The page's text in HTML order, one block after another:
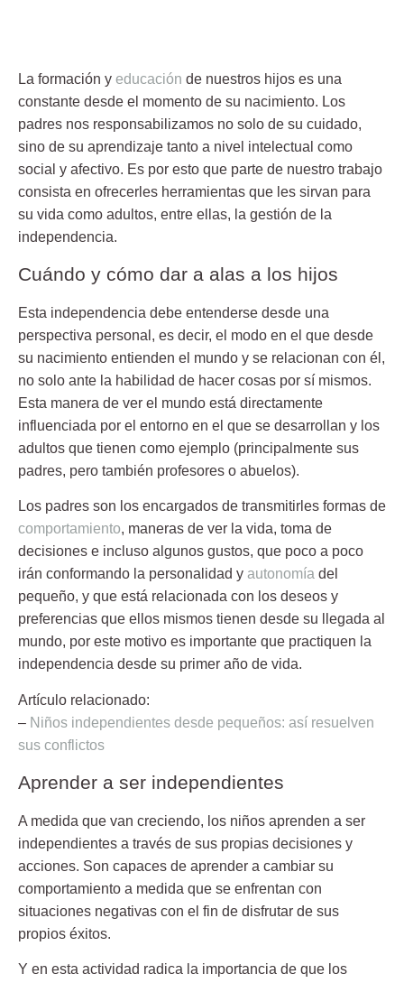
La formación y educación de nuestros hijos es una
constante desde el momento de su nacimiento. Los
padres nos responsabilizamos no solo de su cuidado,
sino de su aprendizaje tanto a nivel intelectual como
social y afectivo. Es por esto que parte de nuestro trabajo
consista en ofrecerles herramientas que les sirvan para
su vida como adultos, entre ellas, la gestión de la
independencia.
Cuándo y cómo dar a alas a los hijos
Esta independencia debe entenderse desde una
perspectiva personal, es decir, el modo en el que desde
su nacimiento entienden el mundo y se relacionan con él,
no solo ante la habilidad de hacer cosas por sí mismos.
Esta manera de ver el mundo está directamente
influenciada por el entorno en el que se desarrollan y los
adultos que tienen como ejemplo (principalmente sus
padres, pero también profesores o abuelos).
Los padres son los encargados de transmitirles formas de
comportamiento, maneras de ver la vida, toma de
decisiones e incluso algunos gustos, que poco a poco
irán conformando la personalidad y autonomía del
pequeño, y que está relacionada con los deseos y
preferencias que ellos mismos tienen desde su llegada al
mundo, por este motivo es importante que practiquen la
independencia desde su primer año de vida.
Artículo relacionado:
– Niños independientes desde pequeños: así resuelven
sus conflictos
Aprender a ser independientes
A medida que van creciendo, los niños aprenden a ser
independientes a través de sus propias decisiones y
acciones. Son capaces de aprender a cambiar su
comportamiento a medida que se enfrentan con
situaciones negativas con el fin de disfrutar de sus
propios éxitos.
Y en esta actividad radica la importancia de que los